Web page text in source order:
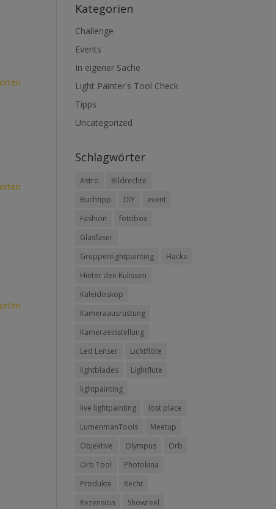
Kategorien
Challenge
Events
In eigener Sache
Light Painter's Tool Check
Tipps
Uncategorized
Schlagwörter
Astro
Bildrechte
Buchtipp
DIY
event
Fashion
fotobox
Glasfaser
Gruppenlightpainting
Hacks
Hinter den Kulissen
Kaleidoskop
Kameraausrüstung
Kameraeinstellung
Led Lenser
Lichtflöte
lightblades
Lightflute
lightpainting
live lightpainting
lost place
LumenmanTools
Meetup
Objektive
Olympus
Orb
Orb Tool
Photokina
Produkte
Recht
Rezension
Showreel